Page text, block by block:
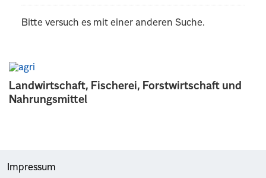
Landwirtschaft, Fischerei, Forstwirtschaft und
Nahrungsmittel
Bitte versuch es mit einer anderen Suche.
Impressum